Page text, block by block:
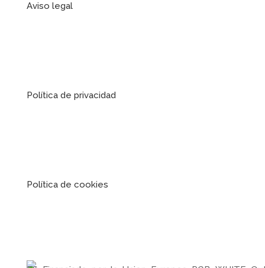
Aviso legal
Política de privacidad
Política de cookies